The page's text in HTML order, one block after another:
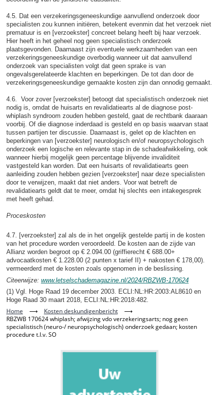
4.5. Dat een verzekeringsgeneeskundige aanvullend onderzoek door
specialisten zou kunnen initiëren, betekent evenmin dat het verzoek niet
prematuur is en [verzoekster] concreet belang heeft bij haar verzoek.
Hier heeft in het geheel nog geen specialistisch onderzoek
plaatsgevonden. Daarnaast zijn eventuele werkzaamheden van een
verzekeringsgeneeskundige overbodig wanneer uit dat aanvullend
onderzoek van specialisten volgt dat geen sprake is van
ongevalsgerelateerde klachten en beperkingen. De tot dan door de
verzekeringsgeneeskundige gemaakte kosten zijn dan onnodig gemaakt.
4.6. Voor zover [verzoekster] betoogt dat specialistisch onderzoek niet
nodig is, omdat de huisarts en revalidatiearts al de diagnose post-
whiplash syndroom zouden hebben gesteld, gaat de rechtbank daaraan
voorbij. Of die diagnose inderdaad is gesteld en op basis waarvan staat
tussen partijen ter discussie. Daarnaast is, gelet op de klachten en
beperkingen van [verzoekster] neurologisch en/of neuropsychologisch
onderzoek een logische en relevante stap in de schadeafwikkeling, ook
wanneer hierbij mogelijk geen percentage blijvende invaliditeit
vastgesteld kan worden. Dat een huisarts of revalidatiearts geen
aanleiding zouden hebben gezien [verzoekster] naar deze specialisten
door te verwijzen, maakt dat niet anders. Voor wat betreft de
revalidatiearts geldt dat te meer, omdat hij slechts een intakegesprek
met heeft gehad.
Proceskosten
4.7. [verzoekster] zal als de in het ongelijk gestelde partij in de kosten
van het procedure worden veroordeeld. De kosten aan de zijde van
Allianz worden begroot op € 2.094.00 (griffierecht € 688.00+
advocaatkosten € 1.228.00 (2 punten x tarief II) + nakosten € 178,00).
vermeerderd met de kosten zoals opgenomen in de beslissing.
Citeerwijze: www.letselschademagazine.nl/2024/RBZWB-170624
(1) Vgl. Hoge Raad 19 december 2003. ECLI:NL:HR:2003:AL8610 en
Hoge Raad 30 maart 2018, ECLI:NL:HR:2018:482.
Home ⟶ Kosten deskundigenbericht
⟶
RBZWB 170624 whiplash; afwijzing vdo verzekeringsarts; nog geen
specialistisch (neuro-/ neuropsychologisch) onderzoek gedaan; kosten
procedure t.l.v. SO